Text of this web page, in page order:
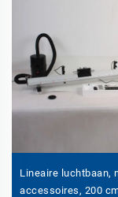
Lineaire luchtbaan,
accessoires, 200